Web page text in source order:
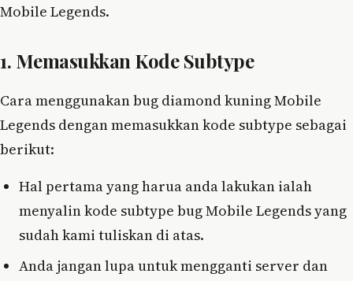
Mobile Legends.
1. Memasukkan Kode Subtype
Cara menggunakan bug diamond kuning Mobile
Legends dengan memasukkan kode subtype sebagai
berikut:
Hal pertama yang harua anda lakukan ialah
menyalin kode subtype bug Mobile Legends yang
sudah kami tuliskan di atas.
Anda jangan lupa untuk mengganti server dan